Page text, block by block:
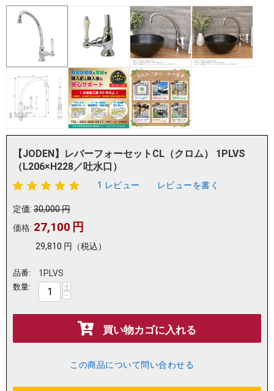
【JODEN】レバーフォーセットCL（クロム） 1PLVS
（L206×H228／吐水口）
1 レビュー レビューを書く
定価: 30,000円
価格: 27,100 円
29,810 円 （税込）
品番: 1PLVS
数量: +
−
買い物カゴに入れる
この商品について問い合わせる